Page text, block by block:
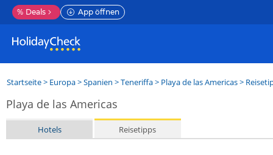
% Deals App öffnen
Startseite> Europa>Spanien >Teneriffa> Playa de las Americas>
Playa de las Americas
Hotels Reisetipps